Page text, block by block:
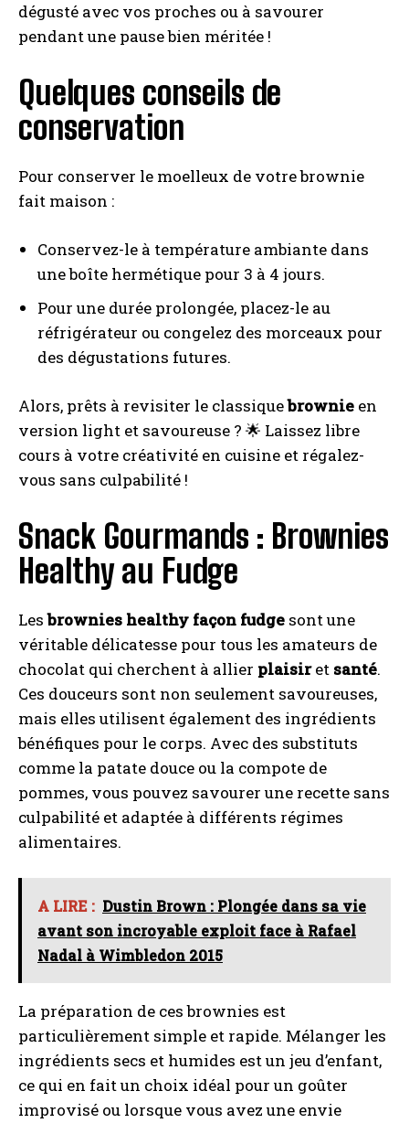
I WANT IN
I've read and accept the
A LIRE : Bienfaits de la bière après le sport... Réel ou
foutaise ?
dégusté avec vos proches ou à savourer
pendant une pause bien méritée !
Quelques conseils de
conservation
Pour conserver le moelleux de votre brownie
fait maison :
Conservez-le à température ambiante dans
une boîte hermétique pour 3 à 4 jours.
Pour une durée prolongée, placez-le au
réfrigérateur ou congelez des morceaux pour
des dégustations futures.
Alors, prêts à revisiter le classiquebrownie en
version light et savoureuse ? 🌟 Laissez libre
cours à votre créativité en cuisine et régalez-
vous sans culpabilité !
Snack Gourmands : Brownies
Healthy au Fudge
Lesbrownies healthy façon fudge sont une
véritable délicatesse pour tous les amateurs de
chocolat qui cherchent à allier plaisiret santé.
Ces douceurs sont non seulement savoureuses,
mais elles utilisent également des ingrédients
bénéfiques pour le corps. Avec des substituts
comme la patate douce ou la compote de
pommes, vous pouvez savourer une recette sans
culpabilité et adaptée à différents régimes
alimentaires.
A LIRE : Dustin Brown : Plongée dans sa vie
avant son incroyable exploit face à Rafael
Nadal à Wimbledon 2015
La préparation de ces brownies est
particulièrement simple et rapide. Mélanger les
ingrédients secs et humides est un jeu d’enfant,
ce qui en fait un choix idéal pour un goûter
improvisé ou lorsque vous avez une envie